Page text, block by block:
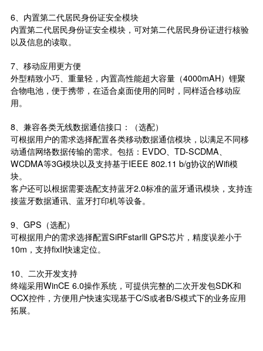
6、内置第二代居民身份证安全模块
内置第二代居民身份证安全模块，可对第二代居民身份证进行核验
以及信息的读取。
7、移动应用更方便
外型精致小巧、重量轻，内置高性能超大容量（4000mAH）锂聚
合物电池，便于携带，在适合桌面使用的同时，同样适合移动应
用。
8、兼容各类无线数据通信接口：（选配）
可根据用户的需求选择配置各类移动数据通信模块，以满足不同移
动通信网络数据传输的需求。包括：EVDO、TD-SCDMA、
WCDMA等3G模块以及支持基于IEEE 802.11 b/g协议的Wifi模
块。
客户还可以根据需要选配支持蓝牙2.0标准的蓝牙通讯模块，支持连
接蓝牙数据通讯、蓝牙打印机等设备。
9、GPS（选配）
可根据用户的需求选择配置SiRFstarlll GPS芯片，精度误差小于
10m，支持fixII快速定位。
10、二次开发支持
终端采用WinCE 6.0操作系统，可提供完整的二次开发包SDK和
OCX控件，方便用户快速实现基于C/S或者B/S模式下的业务应用
拓展。